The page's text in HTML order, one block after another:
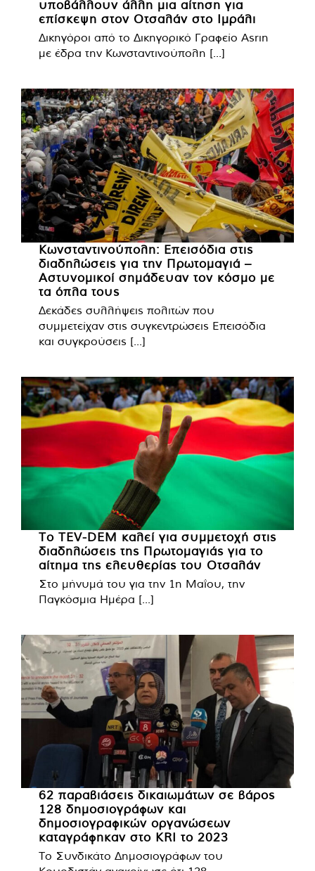
υποβάλλουν άλλη μια αίτηση για
επίσκεψη στον Οτσαλάν στο Ιμράλι
Δικηγόροι από το Δικηγορικό Γραφείο Asrın
με έδρα την Κωνσταντινούπολη [...]
Κωνσταντινούπολη: Επεισόδια στις
διαδηλώσεις για την Πρωτομαγιά –
Αστυνομικοί σημάδευαν τον κόσμο με
τα όπλα τους
Δεκάδες συλλήψεις πολιτών που
συμμετείχαν στις συγκεντρώσεις Επεισόδια
και συγκρούσεις [...]
Το TEV-DEM καλεί για συμμετοχή στις
διαδηλώσεις της Πρωτομαγιάς για το
αίτημα της ελευθερίας του Οτσαλάν
Στο μήνυμά του για την 1η Μαΐου, την
Παγκόσμια Ημέρα [...]
62 παραβιάσεις δικαιωμάτων σε βάρος
128 δημοσιογράφων και
δημοσιογραφικών οργανώσεων
καταγράφηκαν στο KRI το 2023
Το Συνδικάτο Δημοσιογράφων του